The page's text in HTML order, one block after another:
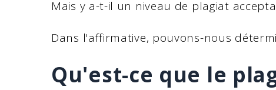
Mais y a-t-il un niveau de plagiat
Dans l'affirmative, pouvons-nous
Qu'est-ce que le